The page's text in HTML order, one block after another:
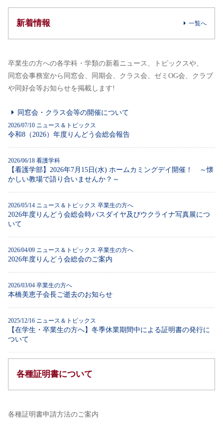
新着情報 一覧へ
卒業生の方への各学科・学類の新着ニュース、トピックスや、
同窓会事務室から同窓会、同期会、クラス会、ゼミOG会、クラブ
や同好会等お知らせを掲載します!
同窓会・クラス会等の開催について
2026/07/10 ニュース＆トピックス
令和8（2026）年度りんどう会総会報告
2026/06/18 看護学科
【看護学部】2026年7月15日(水) ホームカミングデイ開催！ ～懐
かしい教場で語り合いませんか？～
2026/05/14 ニュース＆トピックス 卒業生の方へ
2026年度りんどう会総会時バスダイヤ及びウクライナ写真展につ
いて
2026/04/09 ニュース＆トピックス 卒業生の方へ
2026年度りんどう会総会のご案内
2026/03/04 卒業生の方へ
本橋美恵子会長ご逝去のお知らせ
2025/12/16 ニュース＆トピックス
【在学生・卒業生の方へ】冬季休業期間中による証明書の発行に
ついて
各種証明書について
各種証明書申請方法のご案内